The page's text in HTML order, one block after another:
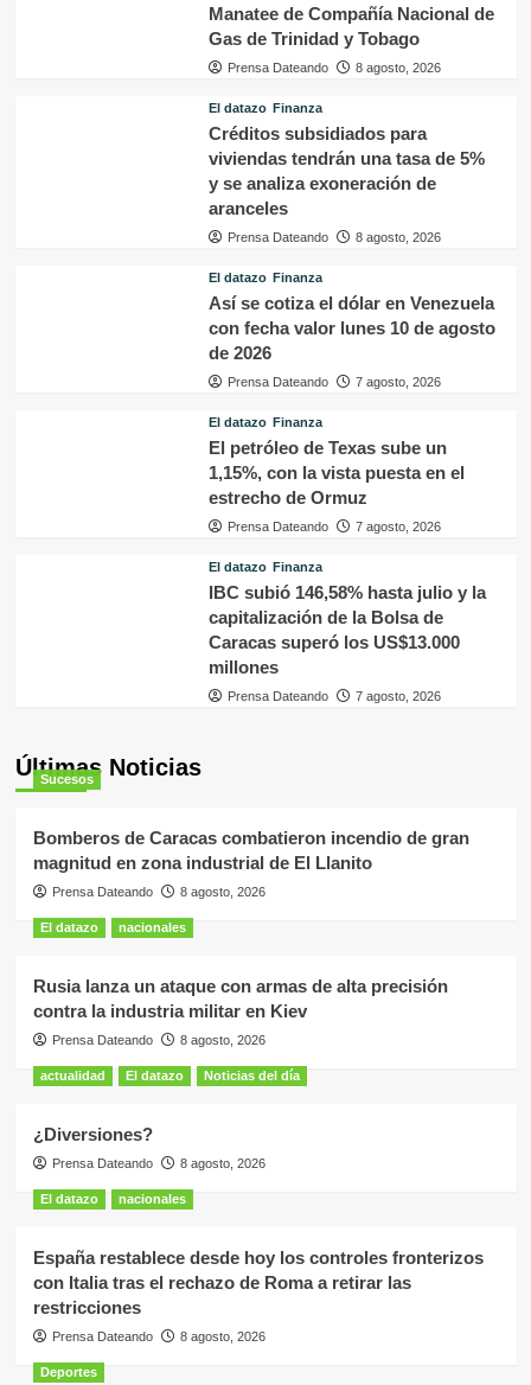
Manatee de Compañía Nacional de
Gas de Trinidad y Tobago
Prensa Dateando 8 agosto, 2026
El datazo Finanza
Créditos subsidiados para
viviendas tendrán una tasa de 5%
y se analiza exoneración de
aranceles
Prensa Dateando 8 agosto, 2026
El datazo Finanza
Así se cotiza el dólar en Venezuela
con fecha valor lunes 10 de agosto
de 2026
Prensa Dateando 7 agosto, 2026
El datazo Finanza
El petróleo de Texas sube un
1,15%, con la vista puesta en el
estrecho de Ormuz
Prensa Dateando 7 agosto, 2026
El datazo Finanza
IBC subió 146,58% hasta julio y la
capitalización de la Bolsa de
Caracas superó los US$13.000
millones
Prensa Dateando 7 agosto, 2026
Últimas Noticias
Sucesos
Bomberos de Caracas combatieron incendio de gran
magnitud en zona industrial de El Llanito
Prensa Dateando 8 agosto, 2026
El datazo nacionales
Rusia lanza un ataque con armas de alta precisión
contra la industria militar en Kiev
Prensa Dateando 8 agosto, 2026
actualidad El datazo Noticias del día
¿Diversiones?
Prensa Dateando 8 agosto, 2026
El datazo nacionales
España restablece desde hoy los controles fronterizos
con Italia tras el rechazo de Roma a retirar las
restricciones
Prensa Dateando 8 agosto, 2026
Deportes